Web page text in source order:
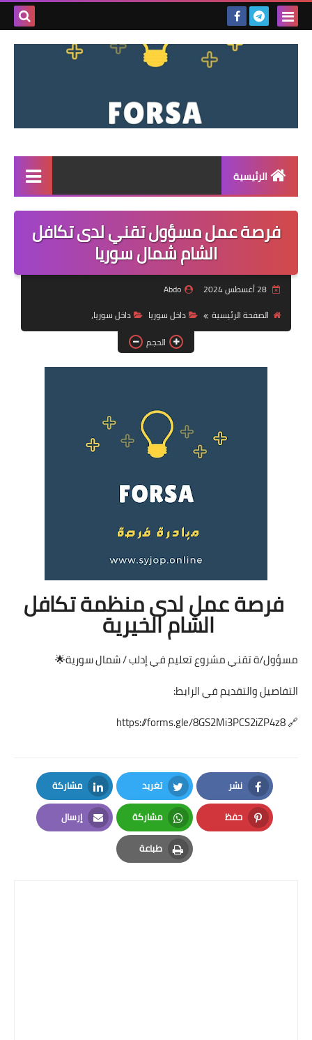
بحث
الرئيسية
القائمة
مناقصات
فرص عمل داخل سوريا
فرص عمل في العراق
فرص عمل في اليمن
دورات تدريبية
فرصة عمل مسؤول تقني لدى تكافل
الشام شمال سوريا
28 أغسطس 2024
Abdo
الصفحة الرئيسية
داخل سوريا
داخل سوريا،
الحجم
فرصة عمل لدى منظمة تكافل
الشام الخيرية
مسؤول/ة تقني مشروع تعليم في إدلب / شمال سورية🌟
التفاصيل والتقديم في الرابط:
🔗
https://forms.gle/8GS2Mi3PCS2iZP4z8
نشر
Facebook
تغريد
Twitter
مشاركة
LinkedIn
حفظ
Pinterest
مشاركة
Whatsapp
إرسال
Email
طباعة
Print